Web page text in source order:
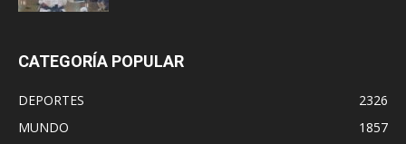
CATEGORÍA POPULAR
DEPORTES
2326
MUNDO
1857